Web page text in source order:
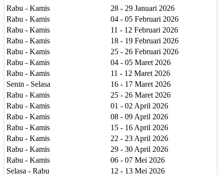
Rabu - Kamis
28 - 29 Januari 2026
Rabu - Kamis
04 - 05 Februari 2026
Rabu - Kamis
11 - 12 Februari 2026
Rabu - Kamis
18 - 19 Februari 2026
Rabu - Kamis
25 - 26 Februari 2026
Rabu - Kamis
04 - 05 Maret 2026
Rabu - Kamis
11 - 12 Maret 2026
Senin - Selasa
16 - 17 Maret 2026
Rabu - Kamis
25 - 26 Maret 2026
Rabu - Kamis
01 - 02 April 2026
Rabu - Kamis
08 - 09 April 2026
Rabu - Kamis
15 - 16 April 2026
Rabu - Kamis
22 - 23 April 2026
Rabu - Kamis
29 - 30 April 2026
Rabu - Kamis
06 - 07 Mei 2026
Selasa - Rabu
12 - 13 Mei 2026